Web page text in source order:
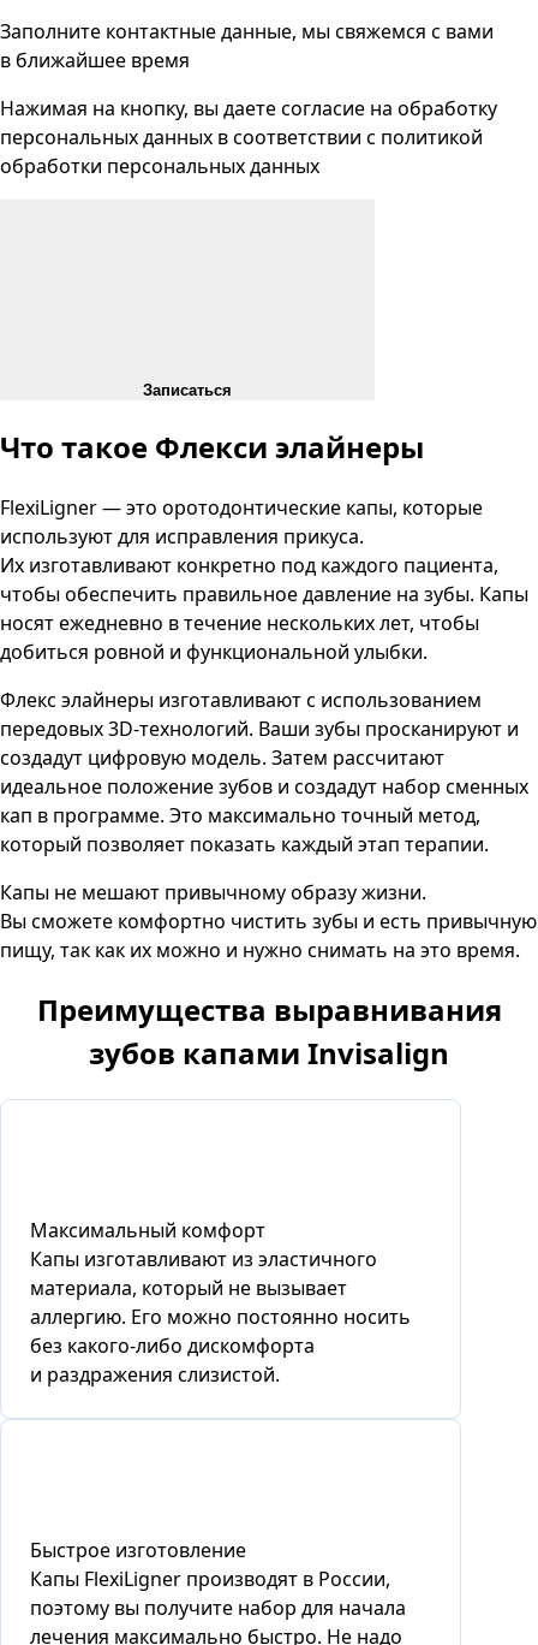
Заполните контактные данные, мы свяжемся с вами
в ближайшее время
Нажимая на кнопку, вы даете согласие на обработку
персональных данных в соответствии с политикой
обработки персональных данных
Записаться
Что такое Флекси элайнеры
FlexiLigner — это оротодонтические капы, которые
используют для исправления прикуса.
Их изготавливают конкретно под каждого пациента,
чтобы обеспечить правильное давление на зубы. Капы
носят ежедневно в течение нескольких лет, чтобы
добиться ровной и функциональной улыбки.
Флекс элайнеры изготавливают с использованием
передовых 3D-технологий. Ваши зубы просканируют и
создадут цифровую модель. Затем рассчитают
идеальное положение зубов и создадут набор сменных
кап в программе. Это максимально точный метод,
который позволяет показать каждый этап терапии.
Капы не мешают привычному образу жизни.
Вы сможете комфортно чистить зубы и есть привычную
пищу, так как их можно и нужно снимать на это время.
Преимущества выравнивания
зубов капами Invisalign
Максимальный комфорт
Капы изготавливают из эластичного
материала, который не вызывает
аллергию. Его можно постоянно носить
без какого-либо дискомфорта
и раздражения слизистой.
Быстрое изготовление
Капы FlexiLigner производят в России,
поэтому вы получите набор для начала
лечения максимально быстро. Не надо